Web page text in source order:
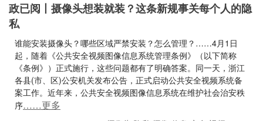
政已阅丨摄像头想装就装？这条新规事关每个人的隐
私
谁能安装摄像头？哪些区域严禁安装？怎么管理？……4月1日
起，随着《公共安全视频图像信息系统管理条例》（以下简称
《条例》）正式施行，这些问题都有了明确答案。同一天，浙江
各县(市、区)公安机关发布公告，正式启动公共安全视频系统备
案工作。近年来，公共安全视频图像信息系统在维护社会治安秩
序……更多